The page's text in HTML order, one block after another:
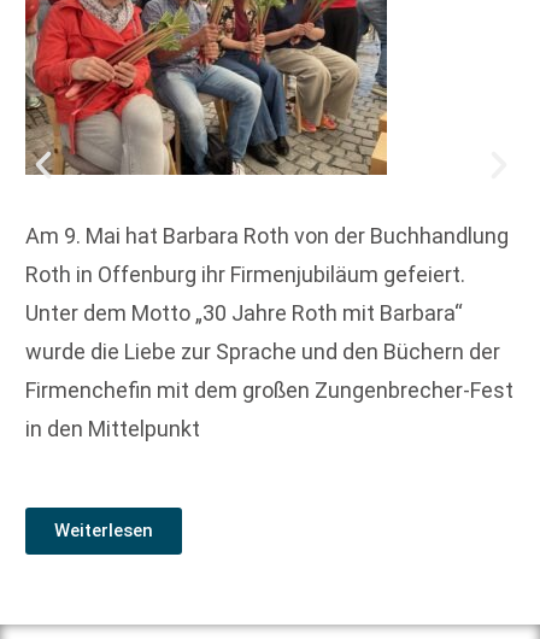
Am 9. Mai hat Barbara Roth von der Buchhandlung
Roth in Offenburg ihr Firmenjubiläum gefeiert.
Unter dem Motto „30 Jahre Roth mit Barbara“
wurde die Liebe zur Sprache und den Büchern der
Firmenchefin mit dem großen Zungenbrecher-Fest
in den Mittelpunkt
Weiterlesen